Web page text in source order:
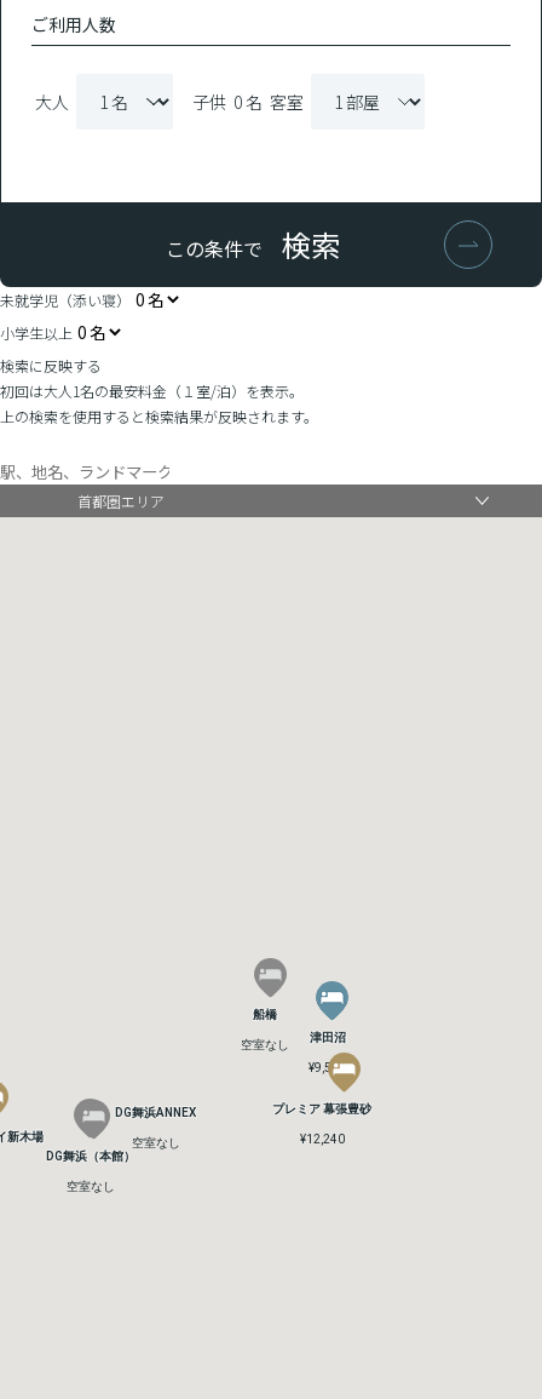
ご利用人数
大人 子供 0 名 客室
この条件で 検索
未就学児（添い寝）
小学生以上
検索に反映する
初回は大人1名の最安料金（１室/泊）を表示。
上の検索を使用すると検索結果が反映されます。
首都圏エリア
新木場
船橋
空室なし
津田沼
¥9,540
プレミア 幕張豊砂
¥12,240
DG舞浜（本館）
空室なし
DG舞浜ANNEX
空室なし
新木場
船橋
空室なし
津田沼
¥9,540
プレミア 幕張豊砂
¥12,240
DG舞浜（本館）
空室なし
DG舞浜ANNEX
空室なし